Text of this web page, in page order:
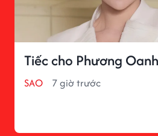
Tiếc cho Phương
SAO 7 giờ trước